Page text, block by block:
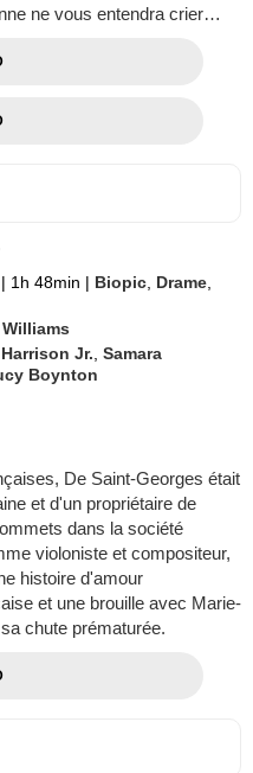
ne vous entendra crier…
| 1h 48min | Biopic Drame
Jr. ,Samara
Boynton
De Saint-Georges était
et d'un propriétaire de
dans la société
violoniste et compositeur,
histoire d'amour
et une brouille avec Marie-
chute prématurée.